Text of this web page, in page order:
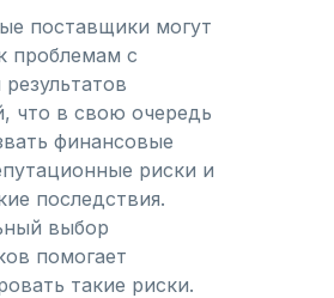
поставщики могут
проблемам с
что в свою очередь
финансовые
риски и
последствия.
выбор
помогает
такие риски.